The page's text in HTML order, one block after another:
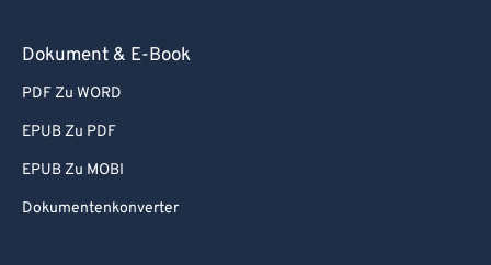
Dokument & E-Book
PDF Zu WORD
EPUB Zu PDF
EPUB Zu MOBI
Dokumentenkonverter